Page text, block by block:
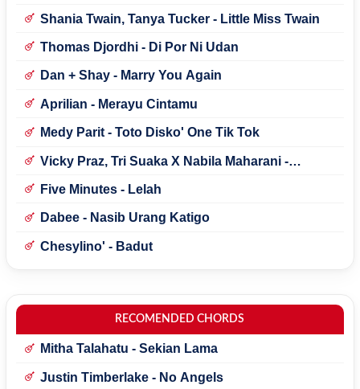
Shania Twain, Tanya Tucker - Little Miss Twain
Thomas Djordhi - Di Por Ni Udan
Dan + Shay - Marry You Again
Aprilian - Merayu Cintamu
Medy Parit - Toto Disko' One Tik Tok
Vicky Praz, Tri Suaka X Nabila Maharani -
Five Minutes - Lelah
Dabee - Nasib Urang Katigo
Chesylino' - Badut
RECOMENDED CHORDS
Mitha Talahatu - Sekian Lama
Justin Timberlake - No Angels